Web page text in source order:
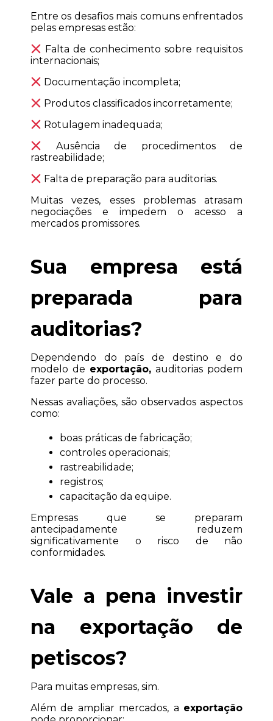
Entre os desafios mais comuns enfrentados
pelas empresas estão:
Falta de conhecimento sobre requisitos
internacionais;
Documentação incompleta;
Produtos classificados incorretamente;
Rotulagem inadequada;
Ausência de procedimentos de
rastreabilidade;
Falta de preparação para auditorias.
Muitas vezes, esses problemas atrasam
negociações e impedem o acesso a
mercados promissores.
Sua empresa está
preparada para
auditorias?
Dependendo do país de destino e do
modelo de exportação, auditorias podem
fazer parte do processo.
Nessas avaliações, são observados aspectos
como:
boas práticas de fabricação;
controles operacionais;
rastreabilidade;
registros;
capacitação da equipe.
Empresas que se preparam
antecipadamente reduzem
significativamente o risco de não
conformidades.
Vale a pena investir
na exportação de
petiscos?
Para muitas empresas, sim.
Além de ampliar mercados, a exportação